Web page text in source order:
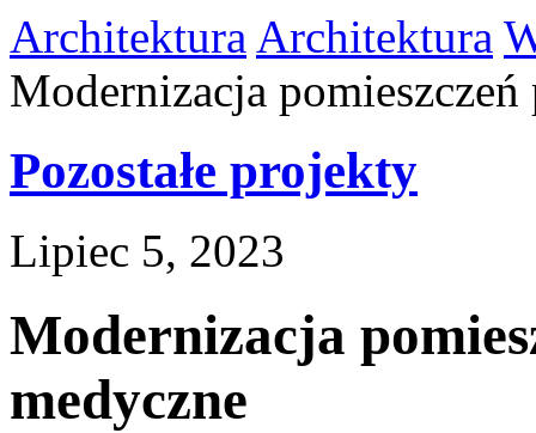
Architektura Architektura
Modernizacja
Pozostałe projekty
Lipiec 5, 2023
Modernizacja
medyczne